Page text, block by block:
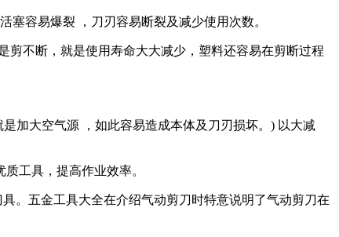
容易爆裂 ，刀刃容易断裂及减少使用次数。
剪不断，就是使用寿命大大减少，塑料还容易在剪断过程
加大空气源 ，如此容易造成本体及刀刃损坏。) 以大减
工具，提高作业效率。
。五金工具大全在介绍气动剪刀时特意说明了气动剪刀在